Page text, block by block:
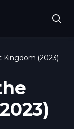
Kingdom (2023)